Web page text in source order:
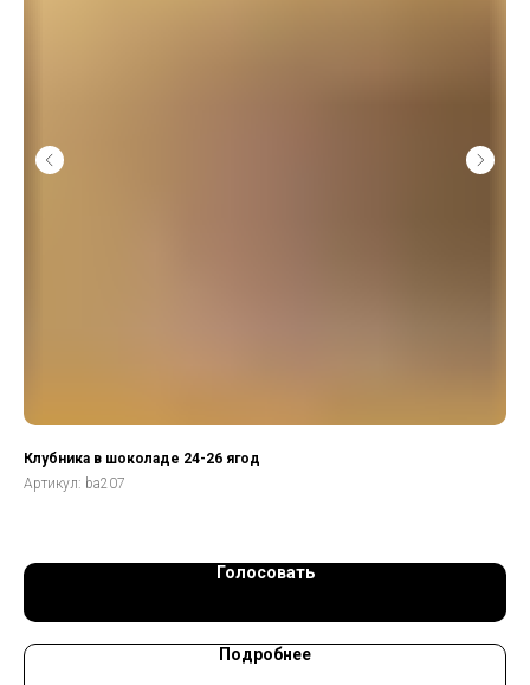
Клубника в шоколаде 24-26 ягод
Артикул: ba207
Голосовать
Подробнее